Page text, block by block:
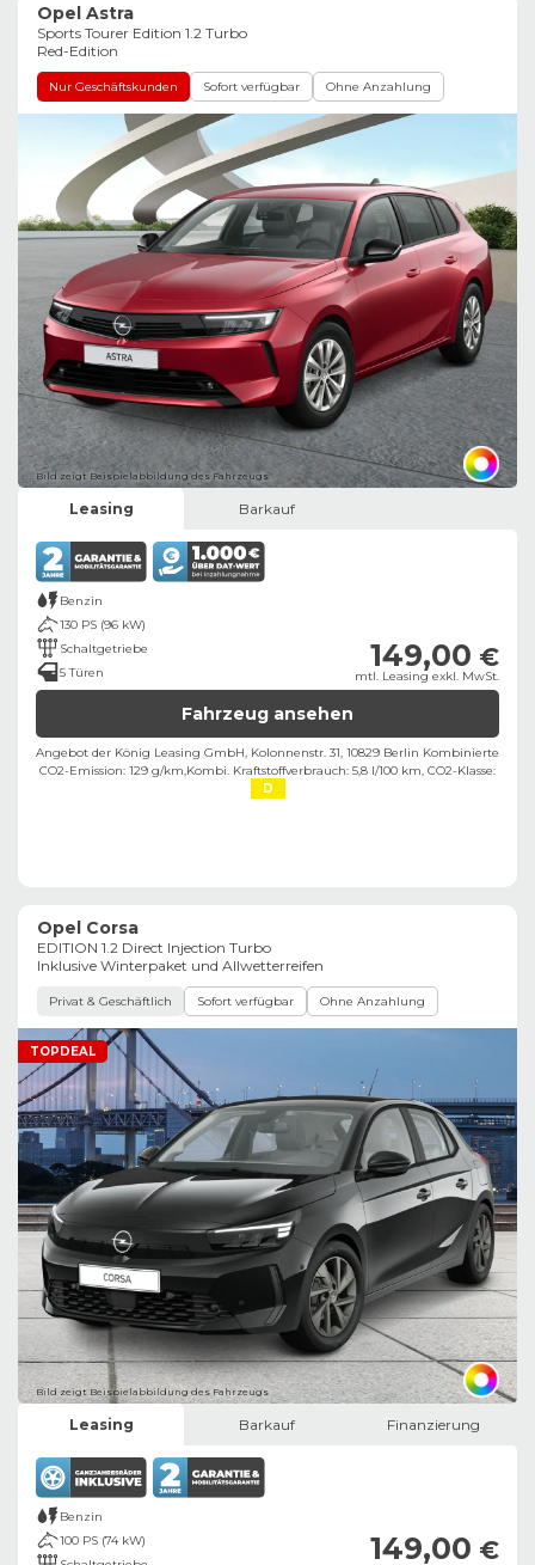
Opel Astra
Sports Tourer Edition 1.2 Turbo
Red-Edition
Nur Geschäftskunden Sofort verfügbar Ohne Anzahlung
Bild zeigt Beispielabbildung des Fahrzeugs
Leasing Barkauf
Benzin
130 PS (96 kW)
Schaltgetriebe
5 Türen
149,00 €
mtl. Leasing exkl. MwSt.
Fahrzeug ansehen
Angebot der König Leasing GmbH, Kolonnenstr. 31, 10829 Berlin ​ Kombinierte
CO2-Emission: 129 g/km,Kombi. Kraftstoffverbrauch: 5,8 l/100 km, CO2-Klasse:
D
Opel Corsa
EDITION 1.2 Direct Injection Turbo
Inklusive Winterpaket und Allwetterreifen
Privat & Geschäftlich Sofort verfügbar Ohne Anzahlung
TOPDEAL
Bild zeigt Beispielabbildung des Fahrzeugs
Leasing Barkauf Finanzierung
Benzin
100 PS (74 kW)
149,00 €